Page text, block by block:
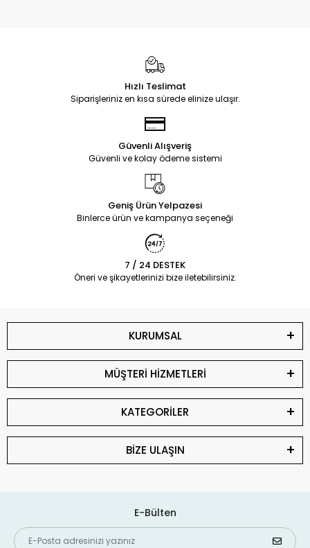
Hızlı Teslimat
Siparişleriniz en kısa sürede elinize ulaşır.
Güvenli Alışveriş
Güvenli ve kolay ödeme sistemi
Geniş Ürün Yelpazesi
Binlerce ürün ve kampanya seçeneği
7 / 24 DESTEK
Öneri ve şikayetlerinizi bize iletebilirsiniz.
KURUMSAL
MÜŞTERİ HİZMETLERİ
KATEGORİLER
BİZE ULAŞIN
E-Bülten